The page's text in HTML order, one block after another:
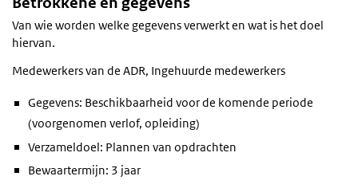
Van wie worden welke gegevens verwerkt en wat is het doel
hiervan.
Medewerkers van de ADR, Ingehuurde medewerkers
Gegevens: Beschikbaarheid voor de komende periode
(voorgenomen verlof, opleiding)
Verzameldoel: Plannen van opdrachten
Bewaartermijn: 3 jaar